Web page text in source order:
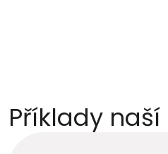
Příklady